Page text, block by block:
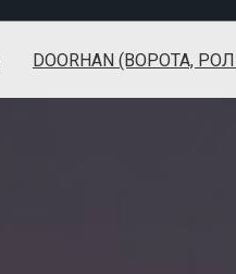
DOORHAN (ВОРОТА,